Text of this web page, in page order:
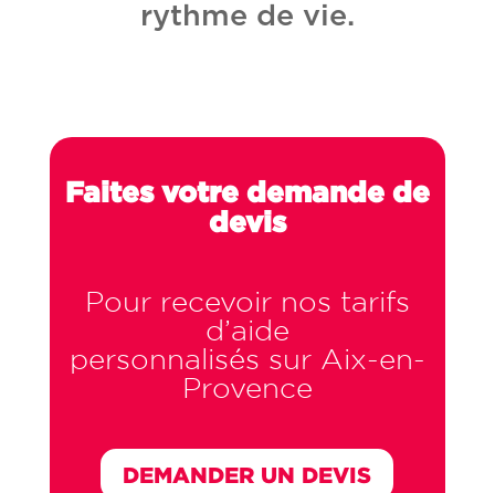
rythme de vie.
Faites votre demande de
devis
Pour recevoir nos tarifs
d’aide
personnalisés sur Aix-en-
Provence
DEMANDER UN DEVIS